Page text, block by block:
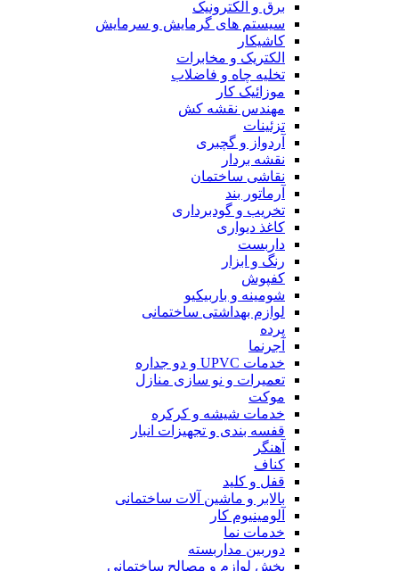
برق و الکترونیک
سیستم های گرمایش و سرمایش
کاشیکار
الکتریک و مخابرات
تخلیه چاه و فاضلاب
موزائیک کار
مهندس نقشه کش
تزئینات
آردواز و گچبری
نقشه بردار
نقاشی ساختمان
آرماتور بند
تخریب و گودبرداری
کاغذ دیواری
داربست
رنگ و ابزار
کفپوش
شومینه و باربیکیو
لوازم بهداشتی ساختمانی
پرده
آجرنما
خدمات UPVC و دو جداره
تعمیرات و نو سازی منازل
موکت
خدمات شیشه و کرکره
قفسه بندی و تجهیزات انبار
آهنگر
کناف
قفل و کلید
بالابر و ماشین آلات ساختمانی
آلومینیوم کار
خدمات نما
دوربین مداربسته
پخش لوازم و مصالح ساختمانی